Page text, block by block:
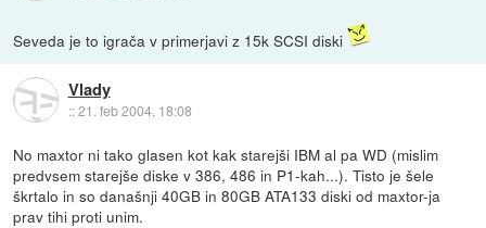
Seveda je to igrača v primerjavi z 15k SCSI diski
Vlady
::21. feb 2004, 18:08
No maxtor ni tako glasen kot kak starejši IBM al pa WD (mislim
predvsem starejše diske v 386, 486 in P1-kah...). Tisto je šele
škrtalo in so današnji 40GB in 80GB ATA133 diski od maxtor-ja
prav tihi proti unim.